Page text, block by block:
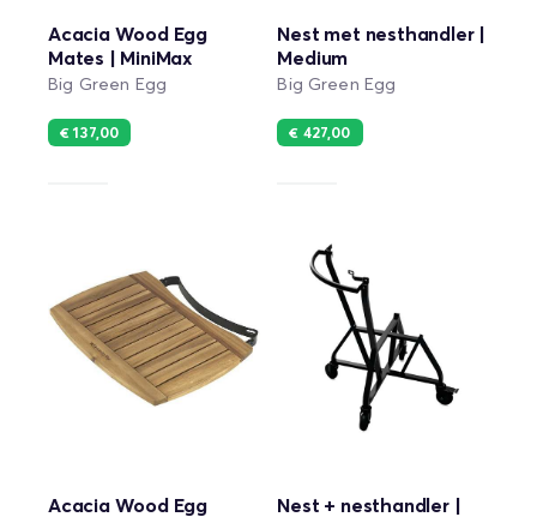
Acacia Wood Egg
Mates | MiniMax
Big Green Egg
€ 137,00
Nest met nesthandler |
Medium
Big Green Egg
€ 427,00
Acacia Wood Egg
Nest + nesthandler |